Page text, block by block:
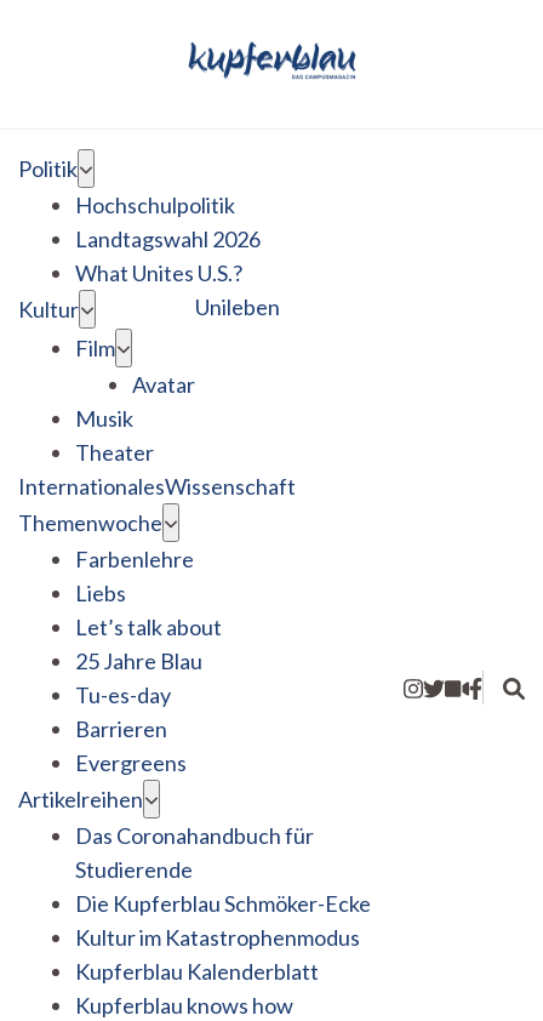
Politik
Hochschulpolitik
Landtagswahl 2026
What Unites U.S.?
Kultur
Film
Avatar
Musik
Theater
Unileben
InternationalesWissenschaft
Themenwoche
Farbenlehre
Liebs
Let’s talk about
25 Jahre Blau
Tu-es-day
Barrieren
Evergreens
Artikelreihen
Das Coronahandbuch für
Studierende
Die Kupferblau Schmöker-Ecke
Kultur im Katastrophenmodus
Kupferblau Kalenderblatt
Kupferblau knows how